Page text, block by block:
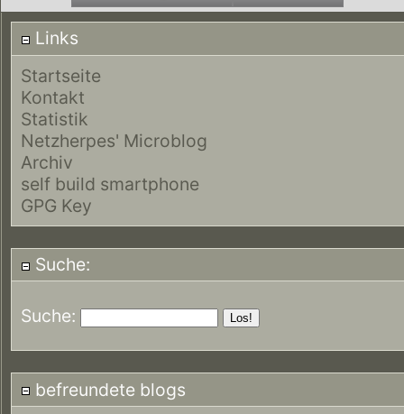
Links
Startseite
Kontakt
Statistik
Netzherpes' Microblog
Archiv
self build smartphone
GPG Key
Suche:
Suche:
befreundete blogs